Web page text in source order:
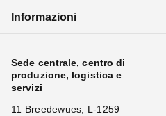
Informazioni
Sede centrale, centro di
produzione, logistica e
servizi
11 Breedewues, L-1259